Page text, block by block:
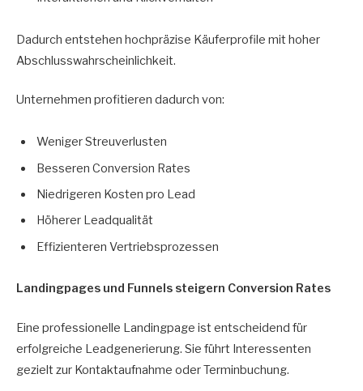
Dadurch entstehen hochpräzise Käuferprofile mit hoher
Abschlusswahrscheinlichkeit.
Unternehmen profitieren dadurch von:
Weniger Streuverlusten
Besseren Conversion Rates
Niedrigeren Kosten pro Lead
Höherer Leadqualität
Effizienteren Vertriebsprozessen
Landingpages und Funnels steigern Conversion Rates
Eine professionelle Landingpage ist entscheidend für
erfolgreiche Leadgenerierung. Sie führt Interessenten
gezielt zur Kontaktaufnahme oder Terminbuchung.